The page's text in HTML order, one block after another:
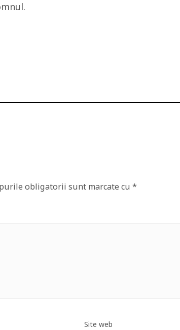
obligatorii sunt marcate cu *
Site web